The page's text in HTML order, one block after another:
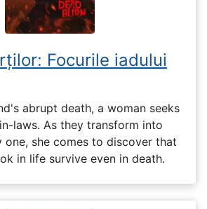
Focurile iadului
abrupt death, a woman seeks
laws. As they transform into
one, she comes to discover that
in life survive even in death.